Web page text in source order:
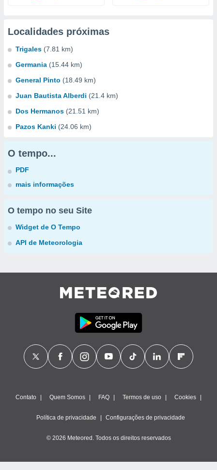
Localidades próximas
Trigales (7.81 km)
Germania (15.44 km)
General Pinto (18.49 km)
Juan Bautista Alberdi (21.4 km)
Dos Hermanos (21.51 km)
Pazos Kanki (24.06 km)
O tempo...
PDF
mais informações
O tempo no seu Site
Widget de O Tempo
API de Meteorologia
Contato Quem Somos FAQ Termos de uso Cookies
Política de privacidade Configurações de privacidade
© 2026 Meteored. Todos os direitos reservados